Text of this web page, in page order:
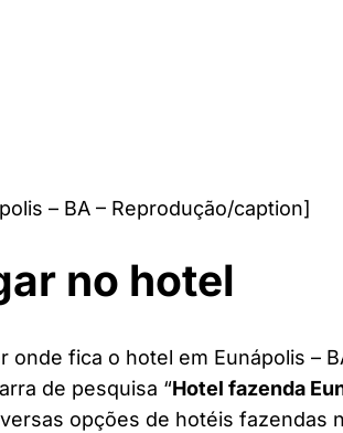
– BA – Reprodução/caption]
no hotel
onde fica o hotel em Eunápolis –
de pesquisa “Hotel fazenda
opções de hotéis fazendas